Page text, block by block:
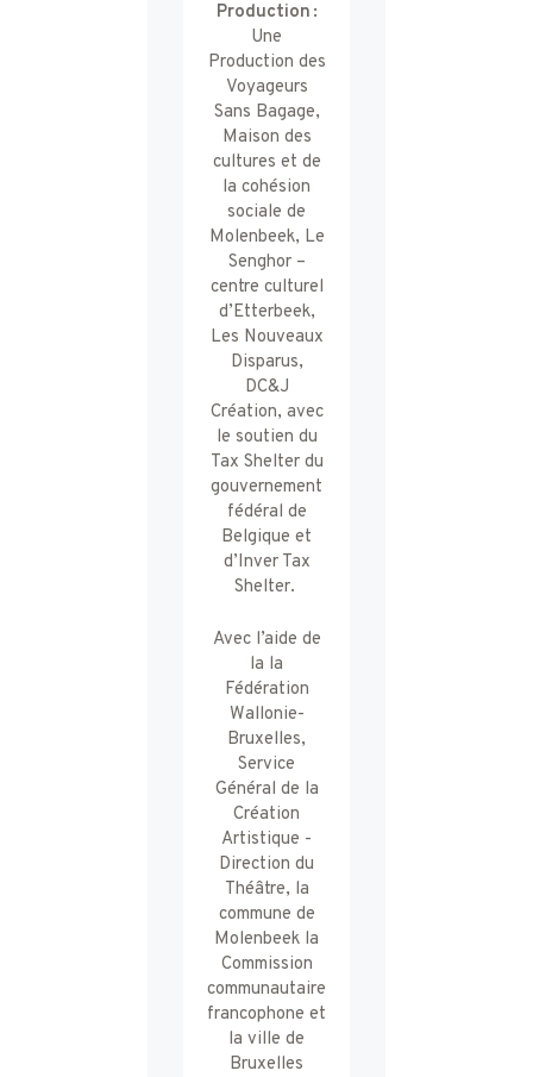
Production :
Une
Production des
Voyageurs
Sans Bagage,
Maison des
cultures et de
la cohésion
sociale de
Molenbeek, Le
Senghor –
centre culturel
d’Etterbeek,
Les Nouveaux
Disparus,
DC&J
Création, avec
le soutien du
Tax Shelter du
gouvernement
fédéral de
Belgique et
d’Inver Tax
Shelter.
Avec l’aide de
la la
Fédération
Wallonie-
Bruxelles,
Service
Général de la
Création
Artistique -
Direction du
Théâtre, la
commune de
Molenbeek la
Commission
communautaire
francophone et
la ville de
Bruxelles